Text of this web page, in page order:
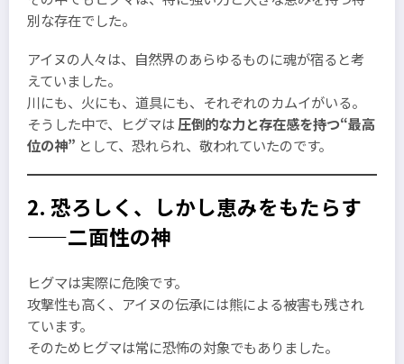
別な存在でした。
アイヌの人々は、自然界のあらゆるものに魂が宿ると考
えていました。
川にも、火にも、道具にも、それぞれのカムイがいる。
そうした中で、ヒグマは 圧倒的な力と存在感を持つ“最高
位の神” として、恐れられ、敬われていたのです。
2. 恐ろしく、しかし恵みをもたらす
——二面性の神
ヒグマは実際に危険です。
攻撃性も高く、アイヌの伝承には熊による被害も残され
ています。
そのためヒグマは常に恐怖の対象でもありました。